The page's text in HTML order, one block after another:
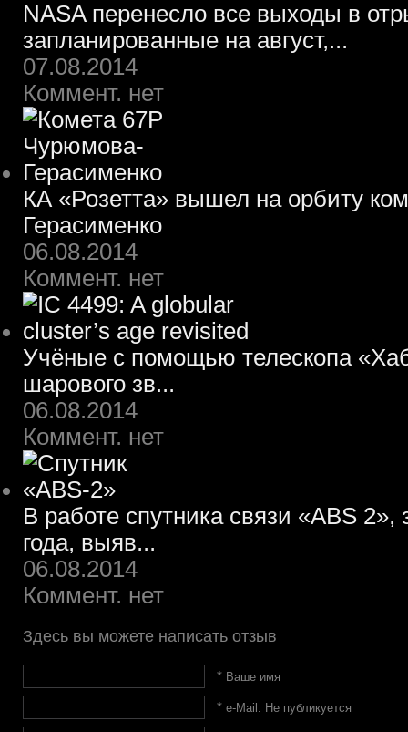
NASA перенесло все выходы в
запланированные на август,...
07.08.2014
Коммент. нет
КА «Розетта» вышел на орбиту
Герасименко
06.08.2014
Коммент. нет
Учёные с помощью телескопа
шарового зв...
06.08.2014
Коммент. нет
В работе спутника связи «ABS
года, выяв...
06.08.2014
Коммент. нет
Здесь вы можете написать отзыв
*Ваше имя
*e-Mail. Не публикуется